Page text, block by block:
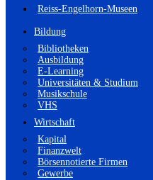
Reiss-Engelhorn-Museen
Bildung
Bibliotheken
Ausbildung
E-Learning
Universitäten & Studium
Musikschule
VHS
Wirtschaft
Kapital
Finanzwelt
Börsennotierte Firmen
Gewerbe